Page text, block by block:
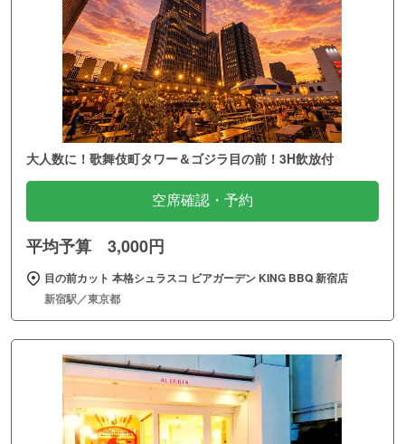
大人数に！歌舞伎町タワー＆ゴジラ目の前！3H飲放付
空席確認・予約
平均予算 3,000円
目の前カット 本格シュラスコ ビアガーデン KING BBQ 新宿店
新宿駅／東京都